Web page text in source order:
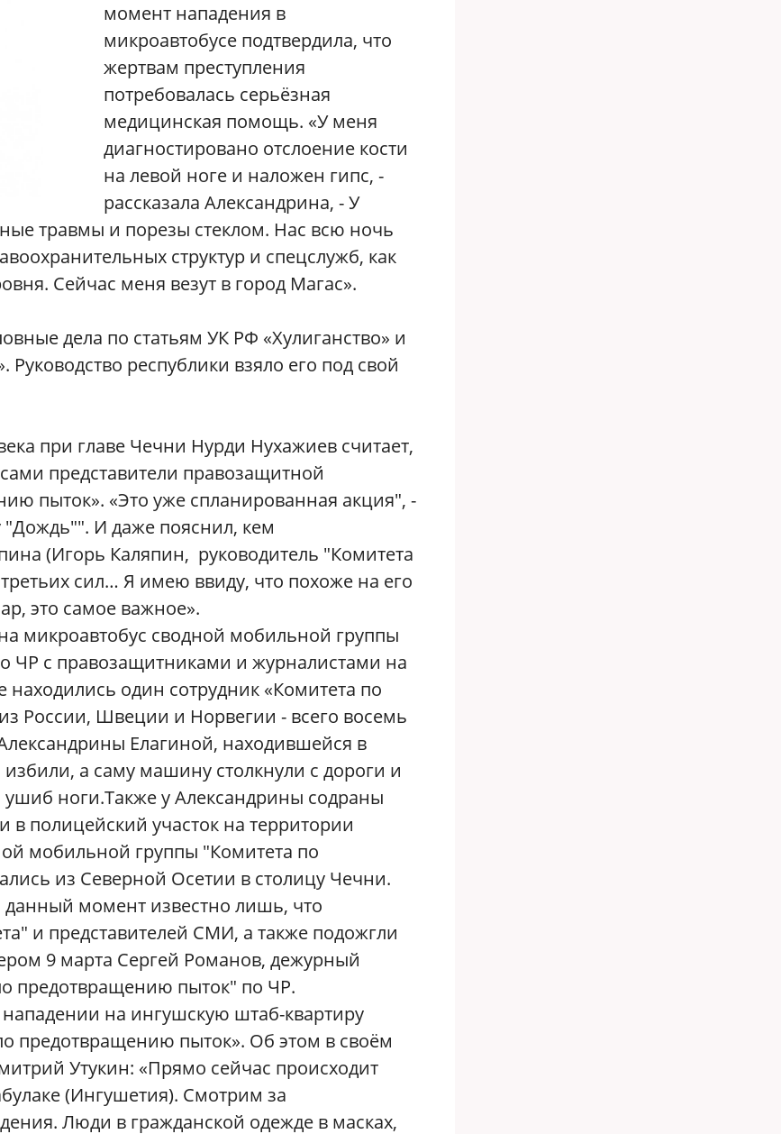
момент нападения в
микроавтобусе подтвердила, что
жертвам преступления
потребовалась серьёзная
медицинская помощь. «У меня
диагностировано отслоение кости
на левой ноге и наложен гипс, -
рассказала Александрина, - У
травмы и порезы стеклом. Нас всю ночь
структур и спецслужб, как
Сейчас меня везут в город Магас».
дела по статьям УК РФ «Хулиганство» и
республики взяло его под свой
при главе Чечни Нурди Нухажиев считает,
представители правозащитной
пыток». «Это уже спланированная акция", -
"Дождь"". И даже пояснил, кем
(Игорь Каляпин, руководитель "Комитета
третьих сил… Я имею ввиду, что похоже на его
это самое важное».
микроавтобус сводной мобильной группы
ЧР с правозащитниками и журналистами на
один сотрудник «Комитета по
России, Швеции и Норвегии - всего восемь
Елагиной, находившейся в
а саму машину столкнули с дороги и
ноги.Также у Александрины содраны
в полицейский участок на территории
мобильной группы "Комитета по
из Северной Осетии в столицу Чечни.
момент известно лишь, что
и представителей СМИ, а также подожгли
9 марта Сергей Романов, дежурный
предотвращению пыток" по ЧР.
на ингушскую штаб-квартиру
предотвращению пыток». Об этом в своём
Утукин: «Прямо сейчас происходит
(Ингушетия). Смотрим за
Люди в гражданской одежде в масках,